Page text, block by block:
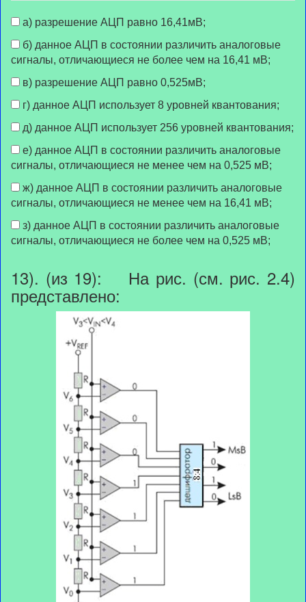
а) разрешение АЦП равно 16,41мВ;
сигналы, отличающиеся не более чем на 16,41 мВ;
в) разрешение АЦП равно 0,525мВ;
г) данное АЦП использует 8 уровней квантования;
д) данное АЦП использует 256 уровней квантования;
сигналы, отличающиеся не менее чем на 0,525 мВ;
сигналы, отличающиеся не менее чем на 16,41 мВ;
сигналы, отличающиеся не более чем на 0,525 мВ;
13). (из 19): На рис. (см. рис. 2.4)
представлено: